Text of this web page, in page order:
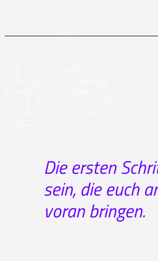
Die ersten
sein, die euch
voran bringen.